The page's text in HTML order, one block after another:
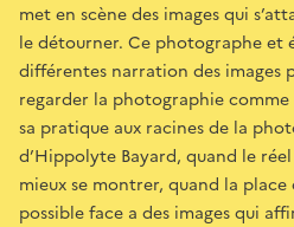
met en scène des images qui
le détourner. Ce photographe et
différentes narration des images
regarder la photographie comme
sa pratique aux racines de la
d’Hippolyte Bayard, quand le
mieux se montrer, quand la
possible face a des images qui